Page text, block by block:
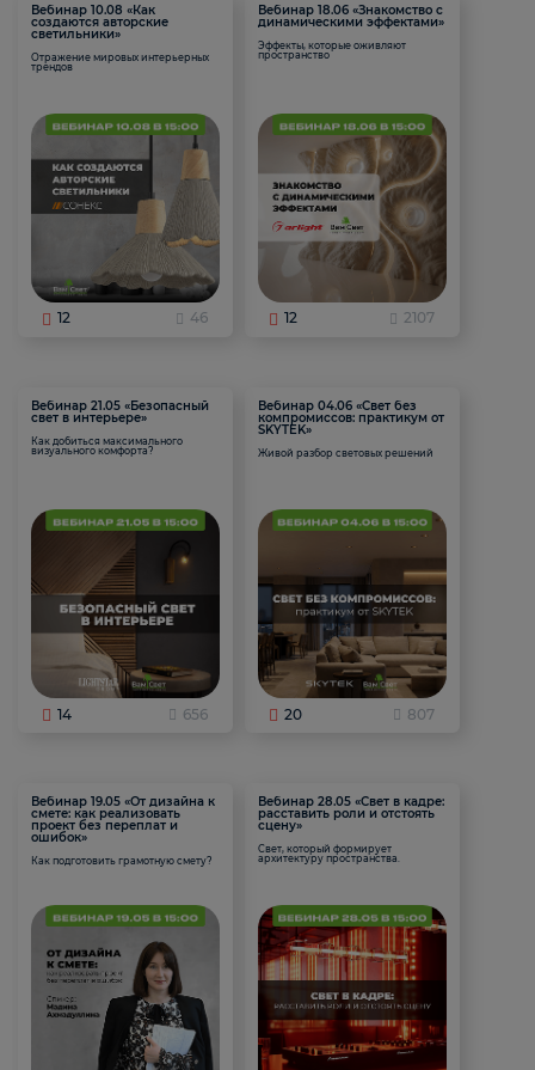
Вебинар 10.08 «Как
создаются авторские
светильники»
Отражение мировых интерьерных
трендов
12 46
Вебинар 18.06 «Знакомство с
динамическими эффектами»
Эффекты, которые оживляют
пространство
12 2107
Вебинар 21.05 «Безопасный
свет в интерьере»
Как добиться максимального
визуального комфорта?
14 656
Вебинар 04.06 «Свет без
компромиссов: практикум от
SKYTEK»
Живой разбор световых решений
20 807
Вебинар 19.05 «От дизайна к
смете: как реализовать
проект без переплат и
ошибок»
Как подготовить грамотную смету?
Вебинар 28.05 «Свет в кадре:
расставить роли и отстоять
сцену»
Свет, который формирует
архитектуру пространства.